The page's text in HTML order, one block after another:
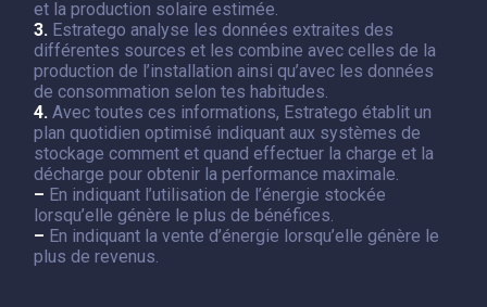
et la production solaire estimée.
3. Estratego analyse les données extraites des
différentes sources et les combine avec celles de la
production de l’installation ainsi qu’avec les données
de consommation selon tes habitudes.
4. Avec toutes ces informations, Estratego établit un
plan quotidien optimisé indiquant aux systèmes de
stockage comment et quand effectuer la charge et la
décharge pour obtenir la performance maximale.
– En indiquant l’utilisation de l’énergie stockée
lorsqu’elle génère le plus de bénéfices.
– En indiquant la vente d’énergie lorsqu’elle génère le
plus de revenus.